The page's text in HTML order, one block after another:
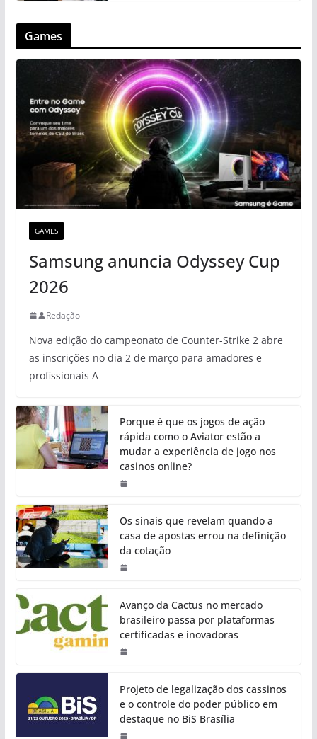
Games
GAMES
Samsung anuncia Odyssey Cup
2026
Redação
Nova edição do campeonato de Counter-Strike 2 abre
as inscrições no dia 2 de março para amadores e
profissionais A
Porque é que os jogos de ação
rápida como o Aviator estão a
mudar a experiência de jogo nos
casinos online?
Os sinais que revelam quando a
casa de apostas errou na definição
da cotação
Avanço da Cactus no mercado
brasileiro passa por plataformas
certificadas e inovadoras
Projeto de legalização dos cassinos
e o controle do poder público em
destaque no BiS Brasília